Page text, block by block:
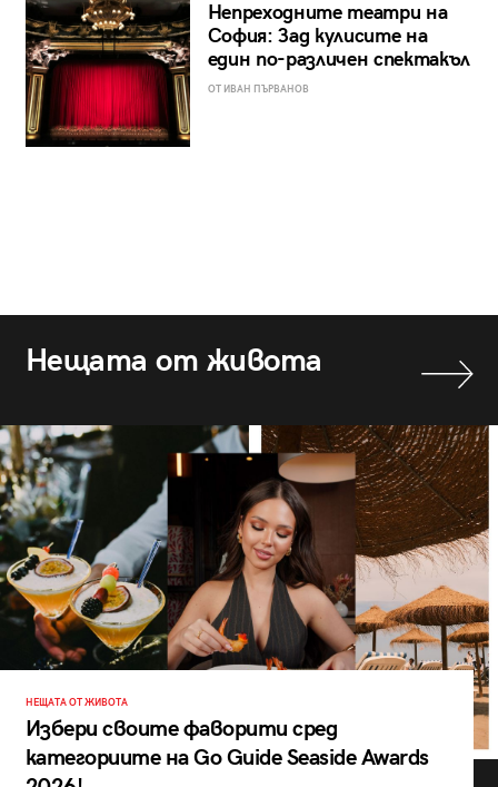
Непреходните театри на
София: Зад кулисите на
един по-различен спектакъл
ОТ ИВАН ПЪРВАНОВ
Нещата от живота
НЕЩАТА ОТ ЖИВОТА
Избери своите фаворити сред
категориите на Go Guide Seaside Awards